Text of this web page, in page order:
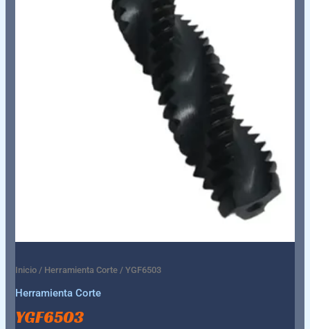
Inicio / Herramienta Corte / YGF6503
Herramienta Corte
YGF6503